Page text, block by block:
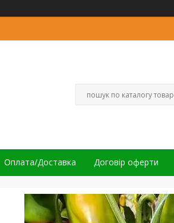
Оплата/Доставка Договір оферти